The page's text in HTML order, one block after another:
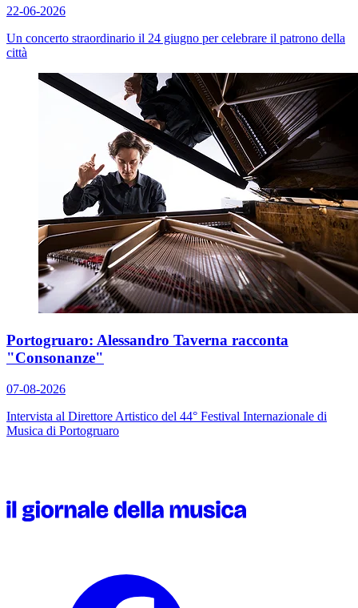
22-06-2026
Un concerto straordinario il 24 giugno per celebrare il patrono della
città
Portogruaro: Alessandro Taverna racconta
"Consonanze"
07-08-2026
Intervista al Direttore Artistico del 44° Festival Internazionale di
Musica di Portogruaro